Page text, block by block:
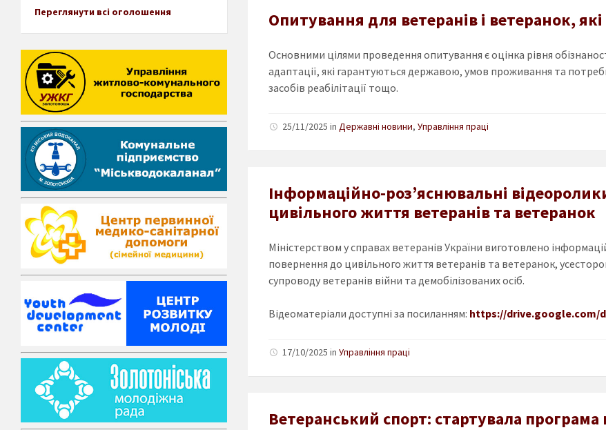
Опитування для ветеранів і ветеранок,
Основними цілями проведення опитування є оцінка рівня
адаптації, які гарантуються державою, умов проживання та
засобів реабілітації тощо.
25/11/2025 in Державні новини, Управління праці
Інформаційно-роз’яснювальні
цивільного життя ветеранів та ветеранок
Міністерством у справах ветеранів України виготовлено
повернення до цивільного життя ветеранів та ветеранок,
супроводу ветеранів війни та демобілізованих осіб.
Відеоматеріали доступні за посиланням: https://drive.google.com/
17/10/2025 in Управління праці
Ветеранський спорт: стартувала
Переглянути всі оголошення